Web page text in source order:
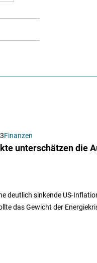
Finanzen
unterschätzen die
deutlich sinkende US-
das Gewicht der